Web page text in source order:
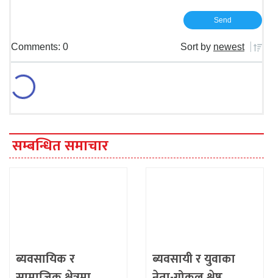
Comments: 0 Sort by newest
सम्बन्धित समाचार
ब्यवसायिक र
ब्यवसायी र युवाका